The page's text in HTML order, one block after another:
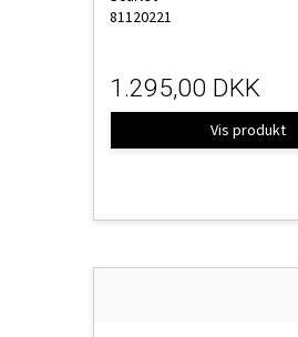
81120221
1.295,00 DKK
Vis produkt